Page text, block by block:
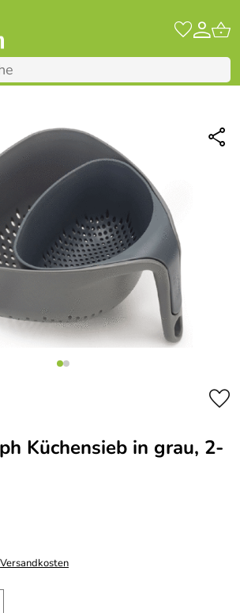
Küchensieb in grau, 2-
Versandkosten